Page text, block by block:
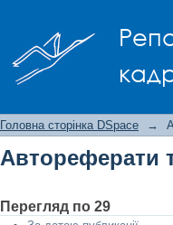
Головна сторінка DSpace →
Автореферати
Перегляд по 29